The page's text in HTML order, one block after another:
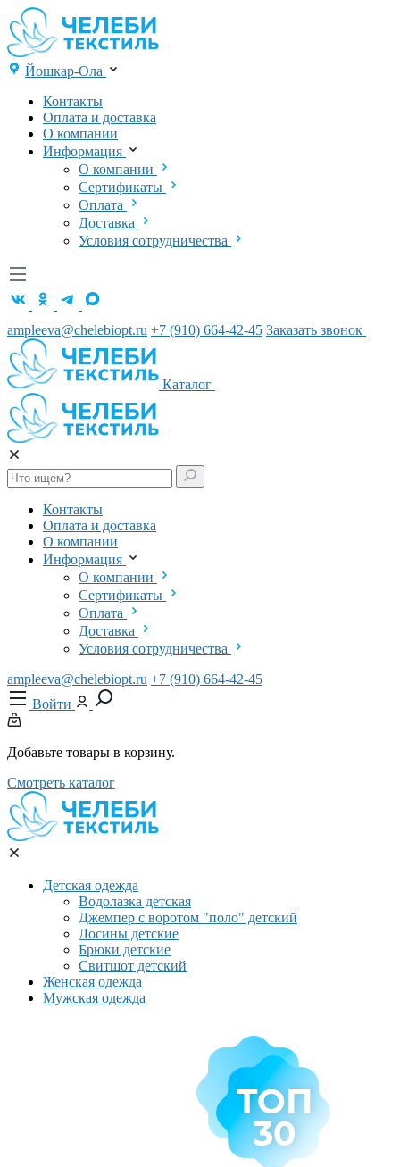
Йошкар-Ола
Контакты
Оплата и доставка
О компании
Информация
О компании
Сертификаты
Оплата
Доставка
Условия сотрудничества
ampleeva@chelebiopt.ru +7 (910) 664-42-45 Заказать звонок
Каталог
Контакты
Оплата и доставка
О компании
Информация
О компании
Сертификаты
Оплата
Доставка
Условия сотрудничества
ampleeva@chelebiopt.ru +7 (910) 664-42-45
Войти
Добавьте товары в корзину.
Смотреть каталог
Детская одежда
Водолазка детская
Джемпер с воротом "поло" детский
Лосины детские
Брюки детские
Свитшот детский
Женская одежда
Мужская одежда